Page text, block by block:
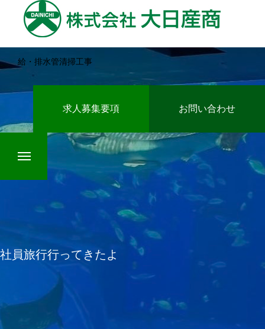
給・排水管清掃工事
求人募集要項 お問い合わせ
業務案内
社員旅行行ってきたよ